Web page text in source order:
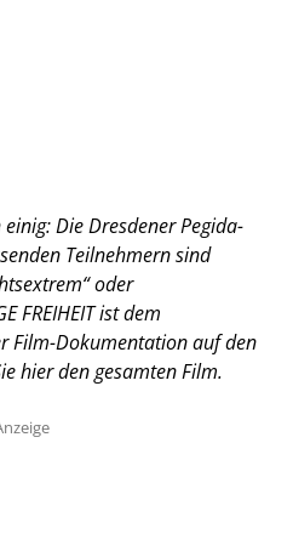
Die Dresdener Pegida-
Teilnehmern sind
oder
FREIHEIT ist dem
Film-Dokumentation auf den
hier den gesamten Film.